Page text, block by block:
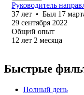
Руководитель
37 лет • Был 17
29 сентября 2022
Общий опыт
12 лет 2 месяца
Быстрые
Полный день